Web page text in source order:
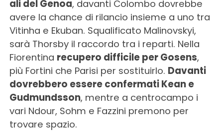
ali del Genoa, davanti Colombo dovrebbe
avere la chance di rilancio insieme a uno tra
Vitinha e Ekuban. Squalificato Malinovskyi,
sarà Thorsby il raccordo tra i reparti. Nella
Fiorentina recupero difficile per Gosens,
più Fortini che Parisi per sostituirlo. Davanti
dovrebbero essere confermati Kean e
Gudmundsson, mentre a centrocampo i
vari Ndour, Sohm e Fazzini premono per
trovare spazio.